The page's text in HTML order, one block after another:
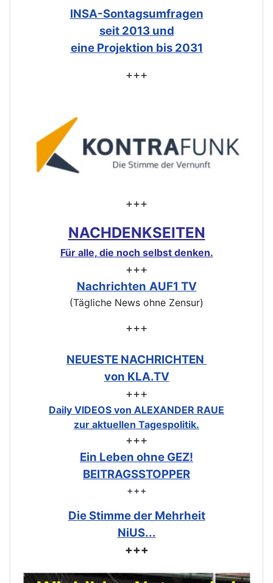
INSA-Sontagsumfragen
seit 2013 und
eine Projektion bis 2031
+++
+++
NACHDENKSEITEN
Für alle, die noch selbst denken.
+++
Nachrichten AUF1 TV
(Tägliche News ohne Zensur)
+++
NEUESTE NACHRICHTEN
von KLA.TV
+++
Daily VIDEOS von ALEXANDER RAUE
zur aktuellen Tagespolitik.
+++
Ein Leben ohne GEZ!
BEITRAGSSTOPPER
+++
Die Stimme der Mehrheit
NiUS...
+++